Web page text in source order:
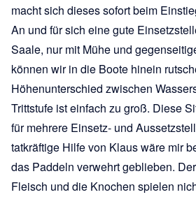
macht sich dieses sofort beim
An und für sich eine gute
Saale, nur mit Mühe und
können wir in die Boote hinein
Höhenunterschied zwischen
Trittstufe ist einfach zu groß. Diese
für mehrere Einsetz- und
tatkräftige Hilfe von Klaus wäre mir
das Paddeln verwehrt geblieben.
Fleisch und die Knochen spielen